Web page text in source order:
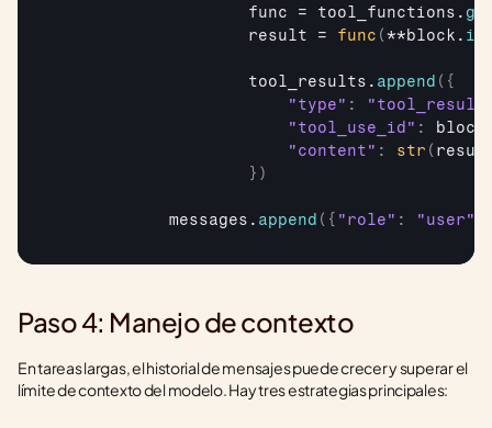
func = tool_functions .
result = func (**block .
tool_results . append ( {
"type" :
"tool_use_id" : block
"content" : str (
} )
messages . append ( { "role" : "user"
Paso 4: Manejo de contexto
En tareas largas, el historial de mensajes puede crecer y superar el
límite de contexto del modelo. Hay tres estrategias principales: